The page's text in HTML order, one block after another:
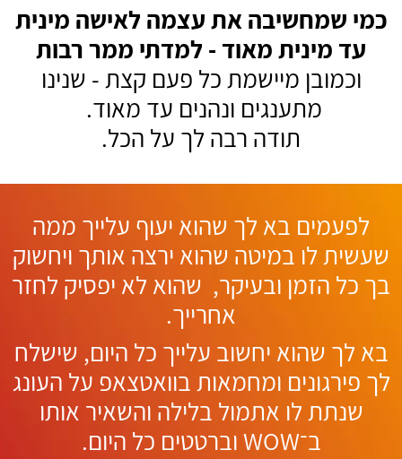
כמי שמחשיבה את עצמה לאישה מינית
עד מינית מאוד - למדתי ממר רבות
וכמובן מיישמת כל פעם קצת - שנינו
מתענגים ונהנים עד מאוד.
תודה רבה לך על הכל.
לפעמים בא לך שהוא יעוף עלייך ממה
שעשית לו במיטה שהוא ירצה אותך ויחשוק
בך כל הזמן ובעיקר, שהוא לא יפסיק לחזר
אחרייך.
בא לך שהוא יחשוב עלייך כל היום, שישלח
לך פירגונים ומחמאות בוואטצאפ על העונג
שנתת לו אתמול בלילה והשאיר אותו
ב־WOW וברטטים כל היום.